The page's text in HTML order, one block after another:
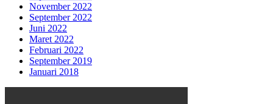
November 2022
September 2022
Juni 2022
Maret 2022
Februari 2022
September 2019
Januari 2018